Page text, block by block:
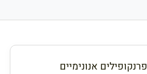
פרנקופילים אנונימיים